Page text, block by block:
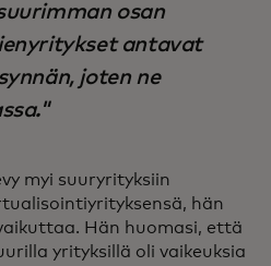
osan
antavat
joten ne
myi suuryrityksiin
hän
Hän huomasi, että
yrityksillä oli vaikeuksia